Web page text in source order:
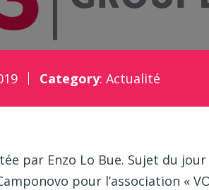
Category: Actualité
par Enzo Lo Bue. Sujet du
pour l’association «